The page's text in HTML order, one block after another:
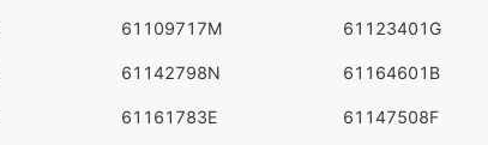
61109717M 61123401G
61142798N 61164601B
61161783E 61147508F